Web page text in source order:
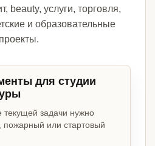
beauty, услуги, торговля,
и образовательные
проекты.
для студии
текущей задачи нужно
пожарный или стартовый